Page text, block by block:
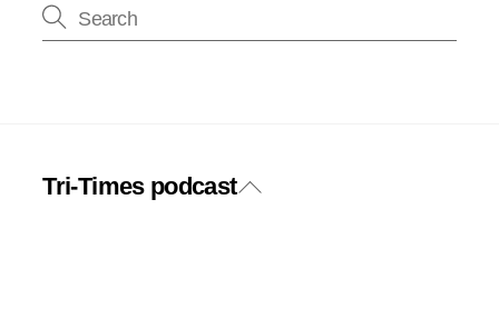
Back
Tri-Times podcastTwitter